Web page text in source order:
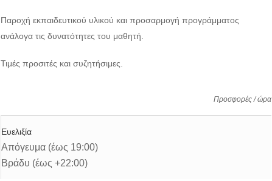
Παροχή εκπαιδευτικού υλικού και προσαρμογή προγράμματος
ανάλογα τις δυνατότητες του μαθητή.
Τιμές προσιτές και συζητήσιμες.
Προσφορές / ώρα
Ευελιξία
Απόγευμα (έως 19:00)
Βράδυ (έως +22:00)